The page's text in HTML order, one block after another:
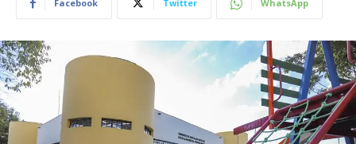
Facebook Twitter WhatsApp